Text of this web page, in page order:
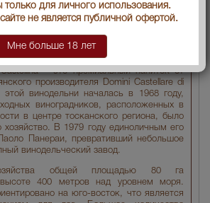
– это премиальный напиток от
производителя Domini Castellare di
этой винодельни началась в 1968 году,
виноградников, расположенных в
в центре тосканского региона, было
хозяйство. В 1979 году единоличным его
Панераи, превративший небольшое
винодельческий завод.
общей площадью 80 га
400 метров над уровнем моря.
на юго-восток, что является
В заявку Цена :3186руб.
только для личного использования.
не является публичной офертой.
Мне больше 18 лет